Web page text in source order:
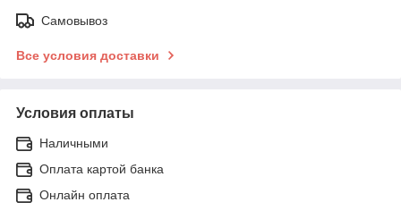
Самовывоз
Все условия доставки
Условия оплаты
Наличными
Оплата картой банка
Онлайн оплата